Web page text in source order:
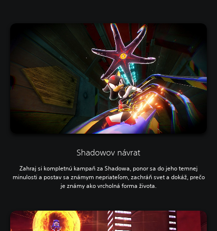
Shadowov návrat
Zahraj si kompletnú kampaň za Shadowa, ponor sa do jeho temnej
minulosti a postav sa známym nepriateľom, zachráň svet a dokáž, prečo
je známy ako vrcholná forma života.